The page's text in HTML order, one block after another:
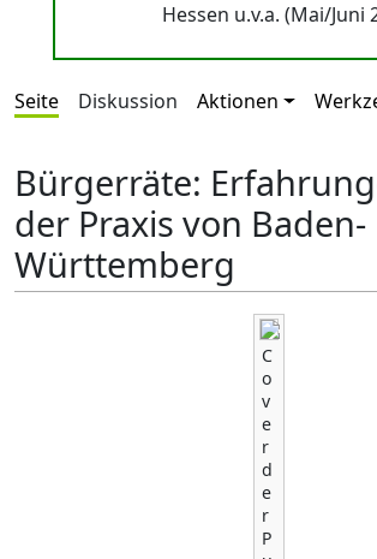
Hessen u.v.a. (Mai/Juni
Seite Diskussion Aktionen
Bürgerräte:
der Praxis von Baden-
Württemberg
C
o
v
e
r
d
e
r
P